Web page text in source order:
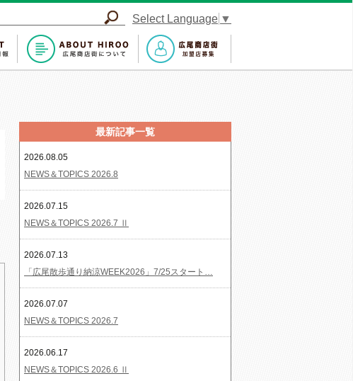
Select Language ▼
最新記事一覧
2026.08.05
NEWS＆TOPICS 2026.8
2026.07.15
NEWS＆TOPICS 2026.7 Ⅱ
2026.07.13
「広尾散歩通り納涼WEEK2026」7/25スタート…
2026.07.07
NEWS＆TOPICS 2026.7
2026.06.17
NEWS＆TOPICS 2026.6 Ⅱ